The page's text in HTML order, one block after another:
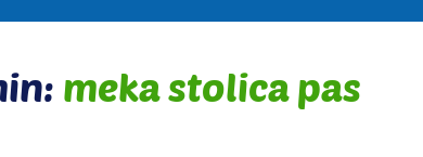
meka stolica pas